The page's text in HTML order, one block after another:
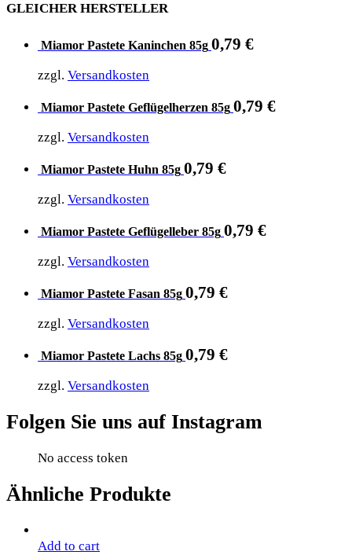
GLEICHER HERSTELLER
Miamor Pastete Kaninchen 85g 0,79 €
zzgl. Versandkosten
Miamor Pastete Geflügelherzen 85g 0,79 €
zzgl. Versandkosten
Miamor Pastete Huhn 85g 0,79 €
zzgl. Versandkosten
Miamor Pastete Geflügelleber 85g 0,79 €
zzgl. Versandkosten
Miamor Pastete Fasan 85g 0,79 €
zzgl. Versandkosten
Miamor Pastete Lachs 85g 0,79 €
zzgl. Versandkosten
Folgen Sie uns auf Instagram
No access token
Ähnliche Produkte
Add to cart